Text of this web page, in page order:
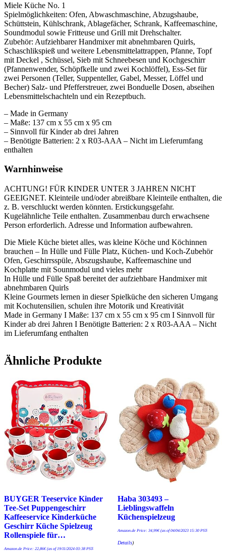
Miele Küche No. 1
Spielmöglichkeiten: Ofen, Abwaschmaschine, Abzugshaube,
Schüttstein, Kühlschrank, Ablagefächer, Schrank, Kaffeemaschine,
Soundmodul sowie Fritteuse und Grill mit Drehschalter.
Zubehör: Aufziehbarer Handmixer mit abnehmbaren Quirls,
Schaschlikspieß und weitere Lebensmittelattrappen, Pfanne, Topf
mit Deckel , Schüssel, Sieb mit Schneebesen und Kochgeschirr
(Pfannenwender, Schöpfkelle und zwei Kochlöffel), Ess-Set für
zwei Personen (Teller, Suppenteller, Gabel, Messer, Löffel und
Becher) Salz- und Pfefferstreuer, zwei Bonduelle Dosen, abseihen
Lebensmittelschachteln und ein Rezeptbuch.
– Made in Germany
– Maße: 137 cm x 55 cm x 95 cm
– Sinnvoll für Kinder ab drei Jahren
– Benötigte Batterien: 2 x R03-AAA – Nicht im Lieferumfang
enthalten
Warnhinweise
ACHTUNG! FÜR KINDER UNTER 3 JAHREN NICHT
GEEIGNET. Kleinteile und/oder abreißbare Kleinteile enthalten, die
z. B. verschluckt werden könnten. Erstickungsgefahr.
Kugelähnliche Teile enthalten. Zusammenbau durch erwachsene
Person erforderlich. Adresse und Information aufbewahren.
Die Miele Küche bietet alles, was kleine Köche und Köchinnen
brauchen – In Hülle und Fülle Platz, Küchen- und Koch-Zubehör
Ofen, Geschirrsspüle, Abszugshaube, Kaffeemaschine und
Kochplatte mit Sounmodul und vieles mehr
In Hülle und Fülle Spaß bereitet der aufziehbare Handmixer mit
abnehmbaren Quirls
Kleine Gourmets lernen in dieser Spielküche den sicheren Umgang
mit Kochutensilien, schulen ihre Motorik und Kreativität
Made in Germany I Maße: 137 cm x 55 cm x 95 cm I Sinnvoll für
Kinder ab drei Jahren I Benötigte Batterien: 2 x R03-AAA – Nicht
im Lieferumfang enthalten
Ähnliche Produkte
BUYGER Teeservice Kinder
Tee-Set Puppengeschirr
Kaffeeservice Kinderküche
Geschirr Küche Spielzeug
Rollenspiele für…
Amazon.de Price: 22,86€(as of 19/11/2024 03:38 PST-
Haba 303493 –
Lieblingswaffeln
Küchenspielzeug
Amazon.de Price: 34,99€(as of 04/04/2023 15:30 PST-
Details)